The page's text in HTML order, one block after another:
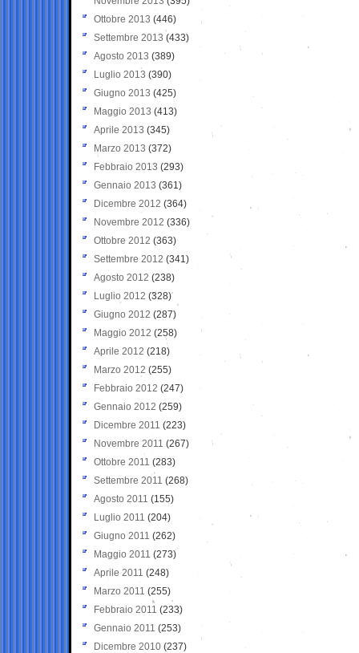
Ottobre 2013 (446)
Settembre 2013 (433)
Agosto 2013 (389)
Luglio 2013 (390)
Giugno 2013 (425)
Maggio 2013 (413)
Aprile 2013 (345)
Marzo 2013 (372)
Febbraio 2013 (293)
Gennaio 2013 (361)
Dicembre 2012 (364)
Novembre 2012 (336)
Ottobre 2012 (363)
Settembre 2012 (341)
Agosto 2012 (238)
Luglio 2012 (328)
Giugno 2012 (287)
Maggio 2012 (258)
Aprile 2012 (218)
Marzo 2012 (255)
Febbraio 2012 (247)
Gennaio 2012 (259)
Dicembre 2011 (223)
Novembre 2011 (267)
Ottobre 2011 (283)
Settembre 2011 (268)
Agosto 2011 (155)
Luglio 2011 (204)
Giugno 2011 (262)
Maggio 2011 (273)
Aprile 2011 (248)
Marzo 2011 (255)
Febbraio 2011 (233)
Gennaio 2011 (253)
Dicembre 2010 (237)